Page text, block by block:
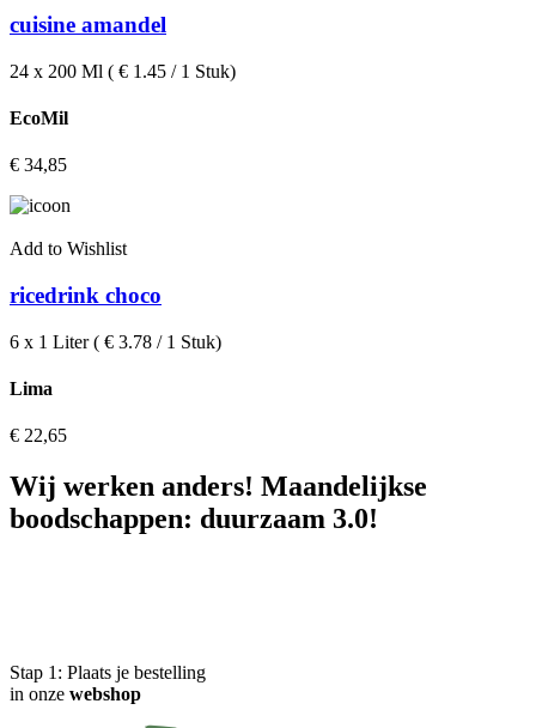
cuisine amandel
24 x 200 Ml ( € 1.45 / 1 Stuk)
EcoMil
€ 34,85
Add to Wishlist
ricedrink choco
6 x 1 Liter ( € 3.78 / 1 Stuk)
Lima
€ 22,65
Wij werken anders! Maandelijkse
boodschappen: duurzaam 3.0!
Stap 1: Plaats je bestelling
in onze webshop